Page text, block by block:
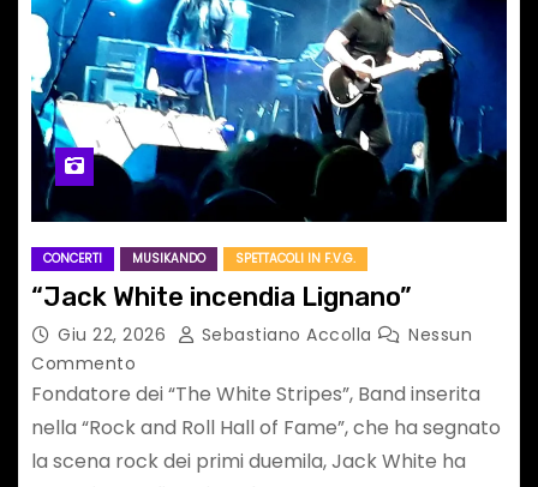
CONCERTI MUSIKANDO SPETTACOLI IN F.V.G.
“Jack White incendia Lignano”
Giu 22, 2026 Sebastiano Accolla
Nessun
Commento
Fondatore dei “The White Stripes”, Band inserita
nella “Rock and Roll Hall of Fame”, che ha segnato
la scena rock dei primi duemila, Jack White ha